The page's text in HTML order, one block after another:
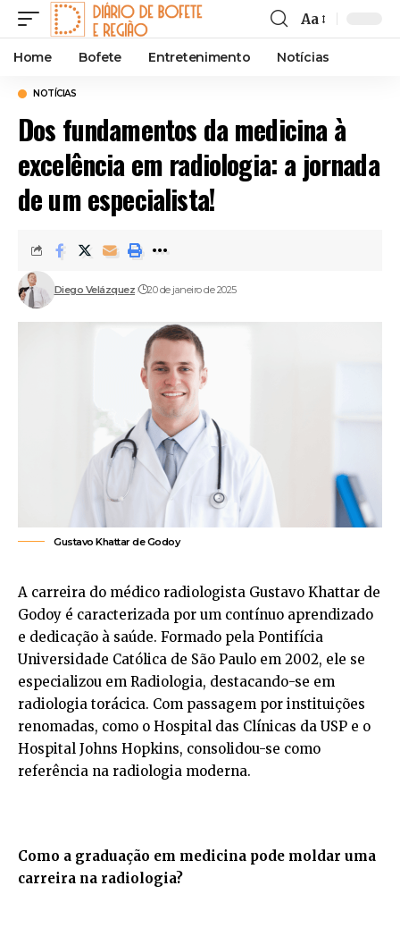
Font
Resizer
Aa
Home Bofete Entretenimento Notícias
NOTÍCIAS
Dos fundamentos da medicina à
excelência em radiologia: a jornada
de um especialista!
Diego Velázquez 20 de janeiro de 2025
Gustavo Khattar de Godoy
A carreira do médico radiologista Gustavo Khattar de
Godoy é caracterizada por um contínuo aprendizado
e dedicação à saúde. Formado pela Pontifícia
Universidade Católica de São Paulo em 2002, ele se
especializou em Radiologia, destacando-se em
radiologia torácica. Com passagem por instituições
renomadas, como o Hospital das Clínicas da USP e o
Hospital Johns Hopkins, consolidou-se como
referência na radiologia moderna.
Como a graduação em medicina pode moldar uma
carreira na radiologia?